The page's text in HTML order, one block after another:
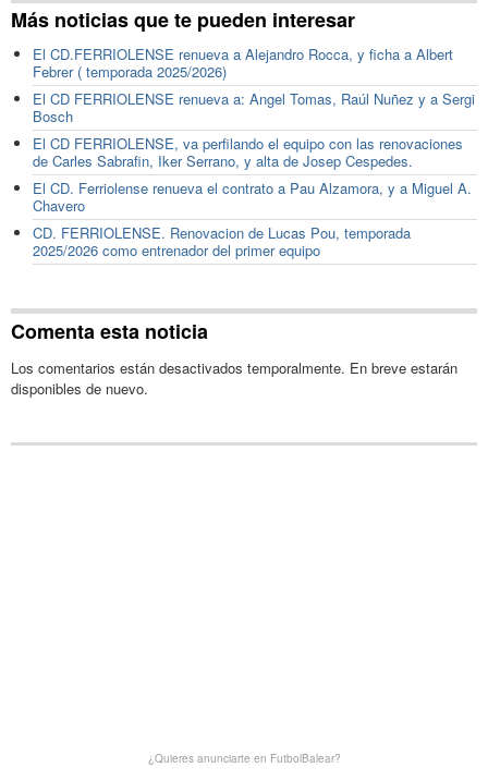
Más noticias que te pueden interesar
El CD.FERRIOLENSE renueva a Alejandro Rocca, y ficha a Albert
Febrer ( temporada 2025/2026)
El CD FERRIOLENSE renueva a: Angel Tomas, Raúl Nuñez y a Sergi
Bosch
El CD FERRIOLENSE, va perfilando el equipo con las renovaciones
de Carles Sabrafin, Iker Serrano, y alta de Josep Cespedes.
El CD. Ferriolense renueva el contrato a Pau Alzamora, y a Miguel A.
Chavero
CD. FERRIOLENSE. Renovacion de Lucas Pou, temporada
2025/2026 como entrenador del primer equipo
Comenta esta noticia
Los comentarios están desactivados temporalmente. En breve estarán
disponibles de nuevo.
¿Quieres anunciarte en FutbolBalear?